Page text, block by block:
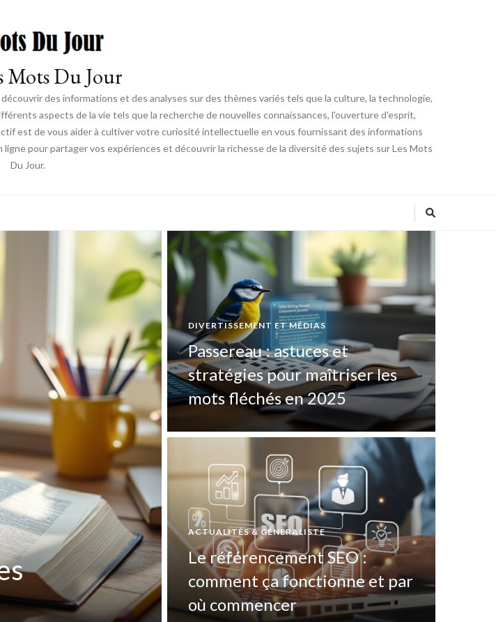
Mots Du Jour
des informations et des analyses sur des thèmes variés tels que la culture, la technologie,
aspects de la vie tels que la recherche de nouvelles connaissances, l'ouverture d'esprit,
est de vous aider à cultiver votre curiosité intellectuelle en vous fournissant des informations
pour partager vos expériences et découvrir la richesse de la diversité des sujets sur Les Mots
Du Jour.
DIVERTISSEMENT ET MÉDIAS
Passereau : astuces et
stratégies pour maîtriser les
mots fléchés en 2025
ACTUALITÉS & GÉNÉRALISTE
Le référencement SEO :
comment ça fonctionne et par
où commencer